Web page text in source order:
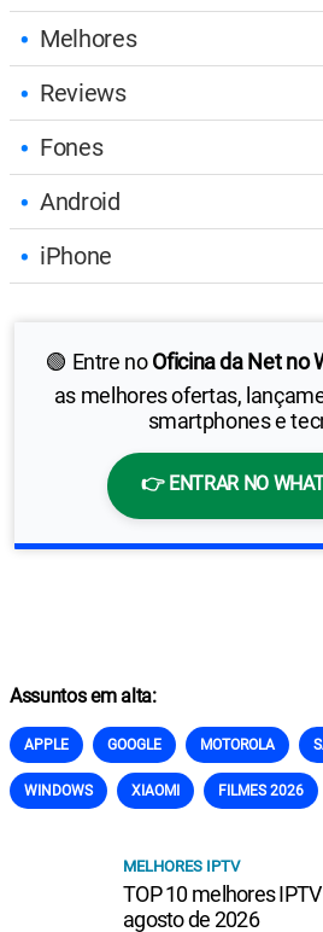
Melhores
Reviews
Fones
Android
iPhone
🟢 Entre noOficina da Net no
as melhores ofertas,
smartphones e
👉 ENTRAR NO
Assuntos em alta:
APPLE GOOGLE MOTOROLA
WINDOWS XIAOMI FILMES 2026
MELHORES IPTV
TOP 10 melhores
agosto de 2026